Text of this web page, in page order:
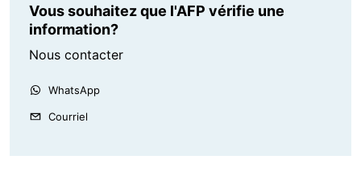
Vous souhaitez que l'AFP vérifie une
information?
Nous contacter
WhatsApp
Courriel